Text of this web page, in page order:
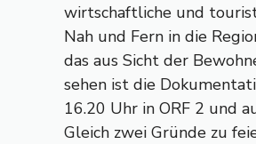
wirtschaftliche und
Nah und Fern in die
das aus Sicht der
sehen ist die
16.20 Uhr in ORF 2 und
Gleich zwei Gründe zu